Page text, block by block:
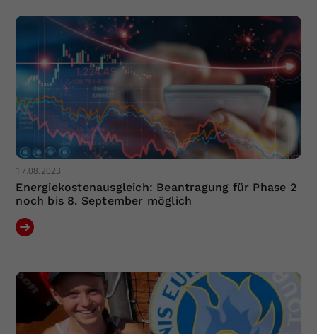
17.08.2023
Energiekostenausgleich: Beantragung für Phase 2
noch bis 8. September möglich